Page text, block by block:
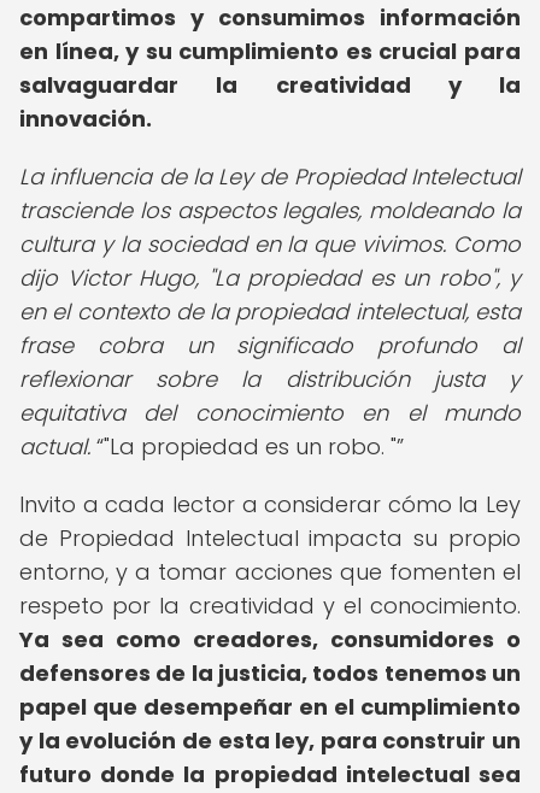
compartimos y consumimos información
en línea, y su cumplimiento es crucial para
salvaguardar la creatividad y la
innovación.
La influencia de la Ley de Propiedad Intelectual
trasciende los aspectos legales, moldeando la
cultura y la sociedad en la que vivimos. Como
dijo Victor Hugo, "La propiedad es un robo", y
en el contexto de la propiedad intelectual, esta
frase cobra un significado profundo al
reflexionar sobre la distribución justa y
equitativa del conocimiento en el mundo
actual. "La propiedad es un robo. "
Invito a cada lector a considerar cómo la Ley
de Propiedad Intelectual impacta su propio
entorno, y a tomar acciones que fomenten el
respeto por la creatividad y el conocimiento.
Ya sea como creadores, consumidores o
defensores de la justicia, todos tenemos un
papel que desempeñar en el cumplimiento
y la evolución de esta ley, para construir un
futuro donde la propiedad intelectual sea